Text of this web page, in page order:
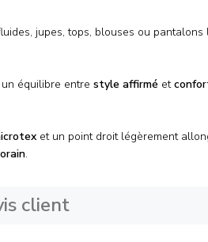
jupes, tops, blouses ou
équilibre entre style affirmé et
et un point droit légèrement
.
client